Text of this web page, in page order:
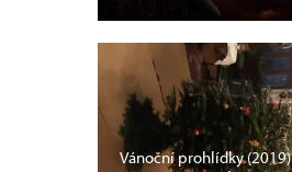
Vánoční prohlídky (2019)